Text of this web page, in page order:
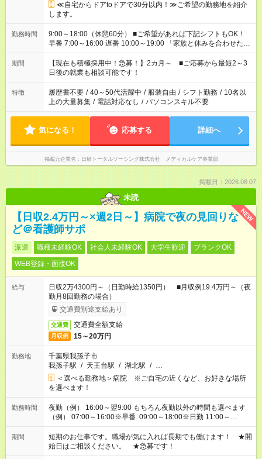
≪自宅からドアtoドアで30分以内！≫ご希望の勤務地を紹介
します。
勤務時間
9:00～18:00（休憩60分） ■ご希望があれば下記シフトもOK！
早番 7:00～16:00 遅番 10:00～19:00 「家族と休みを合わせた
い」 「余裕を持って夕飯の準備がしたい」 「できれば残業はし
たくない」 など、ご希望を教えてくださいね。 ※Wワーク希望
の方へ 今ご覧のお仕事で希望する勤務時間と、もう1つのお仕事
の勤務時間。 合計で週40時間を超える場合は応募できません。
期間
【現在も積極採用中！急募！】2カ月～ ■ご応募から最短2～3
日後の就業も相談可能です！
特徴 履歴書不要 / 40～50代活躍中 / 服装自由 / シフト勤務 / 10名以
上の大量募集 / 電話対応なし / パソコンスキル不要
気になる！ 応募する 詳細へ
掲載元企業名 日研トータルソーシング株式会社 メディカルケア事業部
掲載日：2026.08.07
未読
NEW
【日収2.4万円～×週2日～】病院で夜の見回りな
ど＠看護師サポ
派遣 職種未経験OK 社会人未経験OK 大学生歓迎
ブランクOK
WEB登録・面接OK
給与
日収2万4300円～（日勤時給1350円） ■月収例19.4万円～（夜
勤月8回勤務の場合）
交通費別途支給あり
交通費 交通費全額支給
月収例 15～20万円
勤務地
千葉県我孫子市
我孫子駅 / 天王台駅 / 湖北駅 / …
＜選べる勤務地＞病院 ※ご自宅の近くなど、お好きな場所
を選べます！
勤務時間
夜勤（例） 16:00～翌9:00 もちろん夜勤以外の時間も選べます
（例） 07:00～16:00※早番 09:00～18:00※日勤 11:00～
20:00※遅番 ※時間は、固定・選べる施設もあるので、ご希望が
あれば調整できます！ ※シフト制。勤務地により実働時間が異
なります。★家庭の都合でお休みが必要な場合も遠慮なくご相談
ください。
期間
短期のお仕事です。職場が気に入れば長期でも働けます！ ★開
始日はご相談ください。 ★急募です！